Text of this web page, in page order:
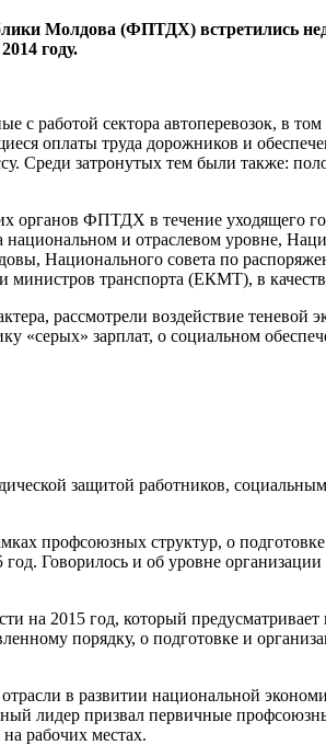
Молдова (ФПТДХ) встретились
году.
с ра­ботой сектора автоперевозок, в
оплаты труда дорожников и
Среди затронутых тем были также:
ФПТДХ в течение уходящего
и отраслевом уровне,
Национального со­вета по
транспорта (ЕКМТ), в
рас­смотрели воздействие теневой
«серых» зарплат, о социальном
защи­той работников,
профсо­юзных структур, о
Говорилось и об уровне
на 2015 год, который
порядку, о подготовке и
в раз­витии национальной
лидер призвал первич­ные
рабочих местах.